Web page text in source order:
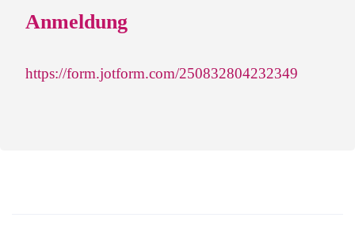
Anmeldung
https://form.jotform.com/250832804232349